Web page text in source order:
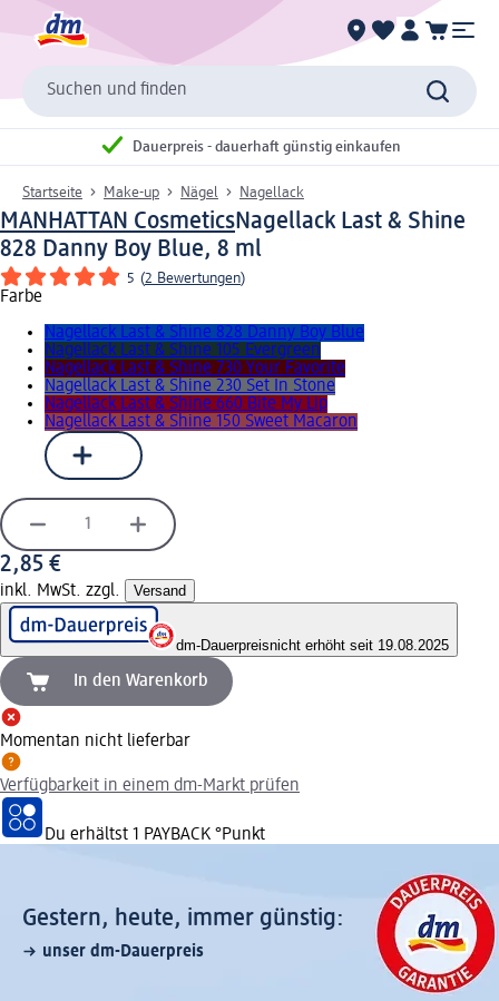
Suchen und finden
Dauerpreis - dauerhaft günstig einkaufen
Startseite Make-up Nägel Nagellack
MANHATTAN CosmeticsNagellack Last & Shine
828 Danny Boy Blue, 8 ml
5 (2 Bewertungen)
Farbe
Nagellack Last & Shine 828 Danny Boy Blue
Nagellack Last & Shine 105 Evergreen
Nagellack Last & Shine 730 Your Favorite
Nagellack Last & Shine 230 Set In Stone
Nagellack Last & Shine 660 Bite My Lip
Nagellack Last & Shine 150 Sweet Macaron
2,85 €
inkl. MwSt. zzgl. Versand
dm-Dauerpreisnicht erhöht seit 19.08.2025
In den Warenkorb
Momentan nicht lieferbar
Verfügbarkeit in einem dm-Markt prüfen
Du erhältst 1 PAYBACK °Punkt
Gestern, heute, immer günstig:
unser dm-Dauerpreis